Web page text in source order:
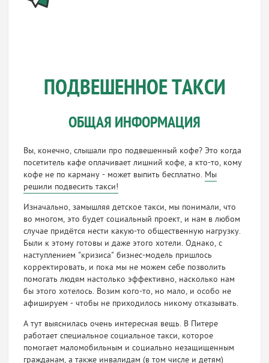
ПОДВЕШЕННОЕ ТАКСИ
ОБЩАЯ ИНФОРМАЦИЯ
Вы, конечно, слышали про подвешенный кофе? Это когда
посетитель кафе оплачивает лишний кофе, а кто-то, кому
кофе не по карману - может выпить бесплатно. Мы
решили подвесить такси!
Изначально, замышляя детское такси, мы понимали, что
во многом, это будет социальный проект, и нам в любом
случае придётся нести какую-то общественную нагрузку.
Были к этому готовы и даже этого хотели. Однако, с
наступлением "кризиса" бизнес-модель пришлось
корректировать, и пока мы не можем себе позволить
помогать людям настолько эффективно, насколько нам
бы этого хотелось. Возим кого-то, но мало, и особо не
афишируем - чтобы не приходилось никому отказывать.
А тут выяснилась очень интересная вещь. В Питере
работает специальное социальное такси, которое
помогает маломобильным и социально незащищенным
гражданам, а также инвалидам (в том числе и детям)